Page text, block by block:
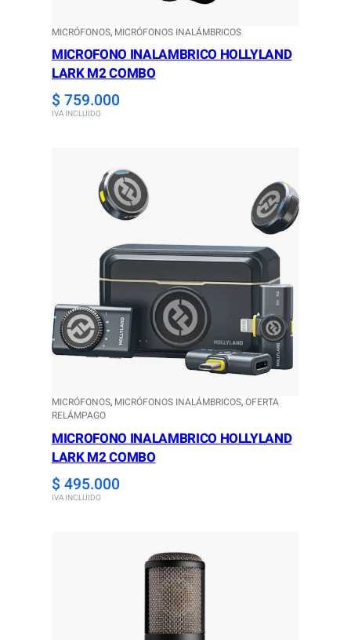
MICRÓFONOS, MICRÓFONOS INALÁMBRICOS
MICROFONO INALAMBRICO HOLLYLAND
LARK M2 COMBO
$ 759.000
IVA INCLUIDO
MICRÓFONOS, MICRÓFONOS INALÁMBRICOS, OFERTA
RELÁMPAGO
MICROFONO INALAMBRICO HOLLYLAND
LARK M2 COMBO
$ 495.000
IVA INCLUIDO